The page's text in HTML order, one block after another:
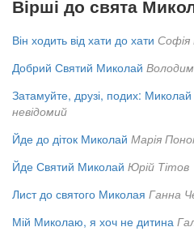
Вірші до свята
Він ходить від хати до хати Софія
Добрий Святий Миколай
Затамуйте, друзі, подих: Миколай
невідомий
Йде до діток Миколай Марія
Йде Святий Миколай Юрій Тітов
Лист до святого Миколая Ганна
Мій Миколаю, я хоч не дитина